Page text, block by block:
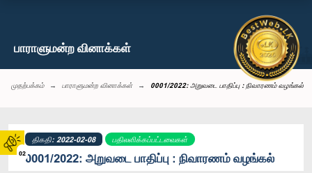
02
பாராளுமன்ற வினாக்கள்
முதற்பக்கம் பாராளுமன்ற வினாக்கள் 0001/2022: அறுவடை பாதிப்பு : நிவாரணம் வழங்கல்
திகதி: 2022-02-08 பதிலளிக்கப்பட்டவைகள்
0001/2022: அறுவடை பாதிப்பு : நிவாரணம் வழங்கல்